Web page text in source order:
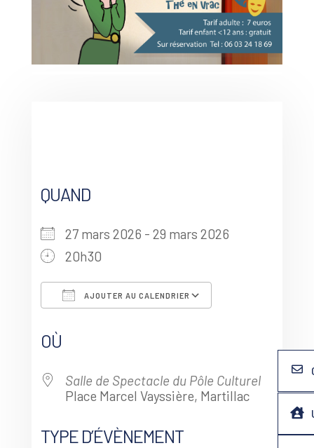
QUAND
27 mars 2026 - 29 mars 2026
20h30
AJOUTER AU CALENDRIER
OÙ
Salle de Spectacle du Pôle Culturel
Place Marcel Vayssière, Martillac
TYPE D’ÉVÈNEMENT